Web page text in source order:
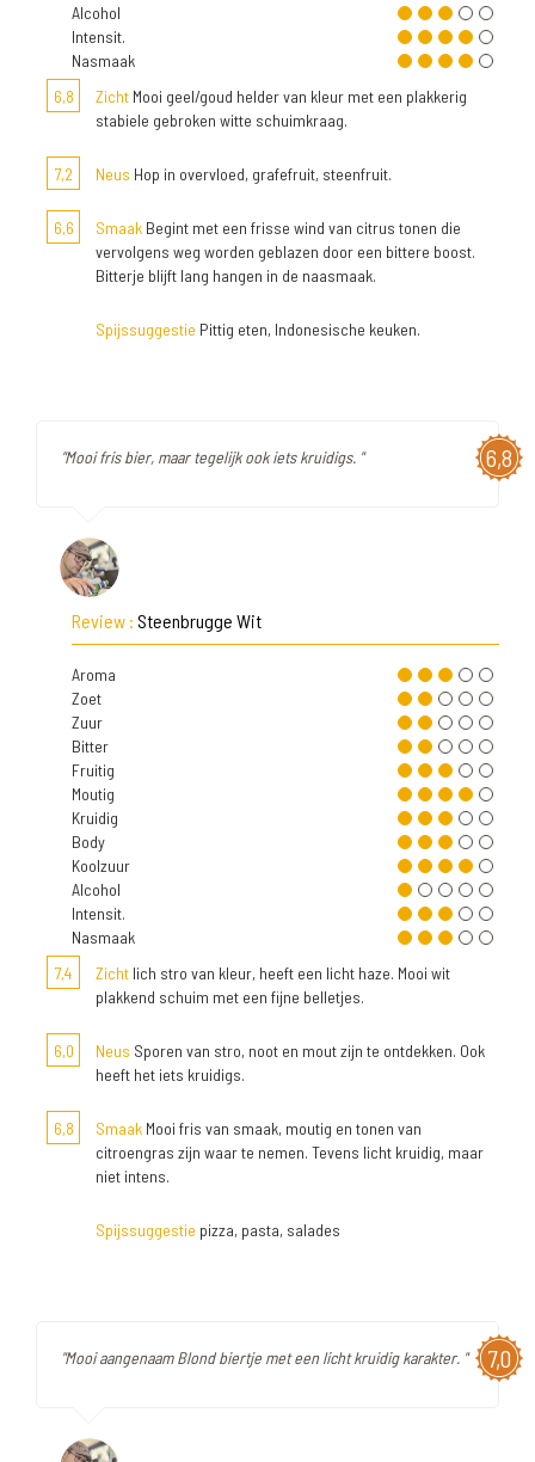
Alcohol
Intensit.
Nasmaak
6,8
Zicht Mooi geel/goud helder van kleur met een plakkerig
stabiele gebroken witte schuimkraag.
7,2 Neus Hop in overvloed, grafefruit, steenfruit.
6,6 Smaak Begint met een frisse wind van citrus tonen die
vervolgens weg worden geblazen door een bittere boost.
Bitterje blijft lang hangen in de naasmaak.
Spijssuggestie Pittig eten, Indonesische keuken.
6,8
"Mooi fris bier, maar tegelijk ook iets kruidigs. "
Review : Steenbrugge Wit
Aroma
Zoet
Zuur
Bitter
Fruitig
Moutig
Kruidig
Body
Koolzuur
Alcohol
Intensit.
Nasmaak
7,4
Zicht lich stro van kleur, heeft een licht haze. Mooi wit
plakkend schuim met een fijne belletjes.
6,0 Neus Sporen van stro, noot en mout zijn te ontdekken. Ook
heeft het iets kruidigs.
6,8 Smaak Mooi fris van smaak, moutig en tonen van
citroengras zijn waar te nemen. Tevens licht kruidig, maar
niet intens.
Spijssuggestie pizza, pasta, salades
7,0
"Mooi aangenaam Blond biertje met een licht kruidig karakter. "